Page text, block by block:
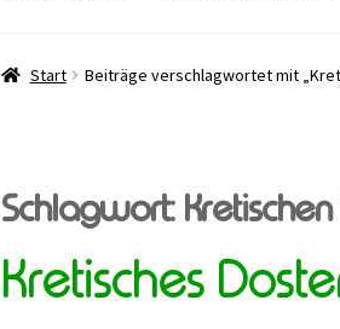
Start Beiträge verschlagwortet mit
Schlagwort:
Kretisches